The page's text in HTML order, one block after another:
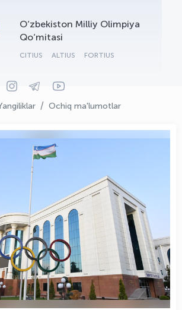
O‘zbekiston Milliy Olimpiya
Qo‘mitasi
CITIUS ALTIUS FORTIUS
Ochiq ma'lumotlar
AI - yordamchi